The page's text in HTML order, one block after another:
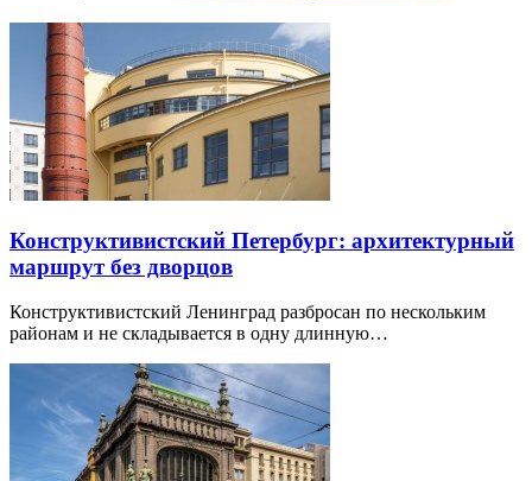
Конструктивистский Петербург: архитектурный
маршрут без дворцов
Конструктивистский Ленинград разбросан по нескольким
районам и не складывается в одну длинную…